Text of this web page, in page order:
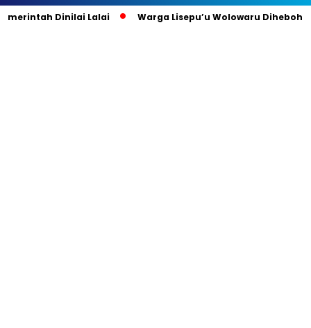
Dinilai Lalai
Warga Lisepu’u Wolowaru